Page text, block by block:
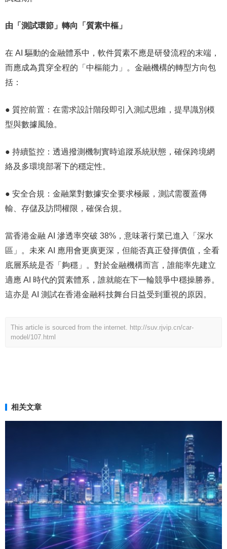
由「測試環節」轉向「質素中樞」
在 AI 驅動的金融體系中，軟件質素不應是研發流程的末端，
而應成為貫穿全程的「中樞能力」。金融機構的轉型方向包
括：
● 質控前置：在需求設計階段即引入測試思維，提早識別模
型與數據風險。
● 持續監控：透過撥測機制實時追蹤系統狀態，確保跨境網
絡及多環境部署下的穩定性。
● 安全合規：金融業對數據安全要求極嚴，測試需覆蓋傳
輸、存儲及訪問權限，確保合規。
當香港金融 AI 滲透率突破 38%，意味著行業已進入「深水
區」。未來 AI 應用會更廣更深，但能否真正發揮價值，全看
底層系統是否「夠穩」。對於金融機構而言，誰能率先建立
適應 AI 時代的質素體系，誰就能在下一輪競爭中穩操勝券。
這亦是 AI 測試在香港金融科技舞台日益受到重視的原因。
This article is sourced from the internet. http://suv.rjvip.cn/car-
model/107.html
相关文章